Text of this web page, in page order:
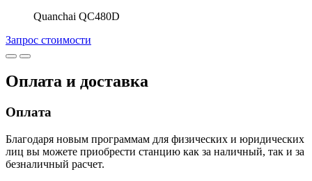
Quanchai QC480D
Запрос стоимости
Оплата и доставка
Оплата
Благодаря новым программам для физических и юридических
лиц вы можете приобрести станцию как за наличный, так и за
безналичный расчет.